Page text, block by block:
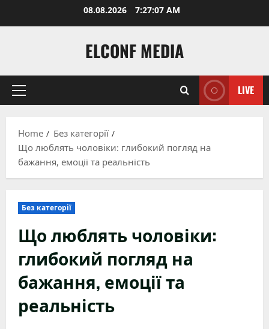
08.08.2026 7:27:09 AM
ELCONF MEDIA
Primary
LIVE
Home
Без категорії
Що люблять чоловіки: глибокий погляд на
бажання, емоції та реальність
Без категорії
Що люблять чоловіки:
глибокий погляд на
бажання, емоції та
реальність